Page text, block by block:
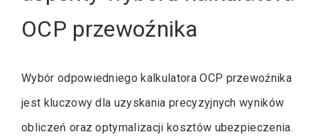
OCP przewoźnika
Wybór odpowiedniego kalkulatora OCP przewoźnika
jest kluczowy dla uzyskania precyzyjnych wyników
obliczeń oraz optymalizacji kosztów ubezpieczenia.